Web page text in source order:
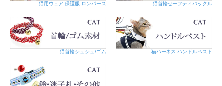
猫用ウェア 保護服 ロンパース 猫首輪セーフティバックル
猫首輪シュシュ/ゴム 猫ハーネス ハンドルベスト